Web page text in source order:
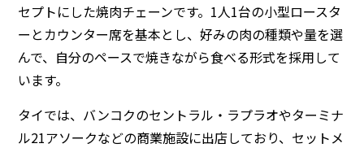
セプトにした焼肉チェーンです。1人1台の小型ロースタ
ーとカウンター席を基本とし、好みの肉の種類や量を選
んで、自分のペースで焼きながら食べる形式を採用して
います。
タイでは、バンコクのセントラル・ラプラオやターミナ
ル21アソークなどの商業施設に出店しており、セットメ